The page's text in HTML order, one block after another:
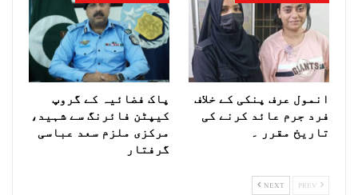
انمول عرف پنکی کے خلاف
فرد جرم عائد کرنے کی
تاریخ مقرر ۔
پاک فضائیہ کے گروپ
کیپٹن فائرنگ سے شہید،
مرکزی ملزم سعد عباسی
گرفتار
NEXT